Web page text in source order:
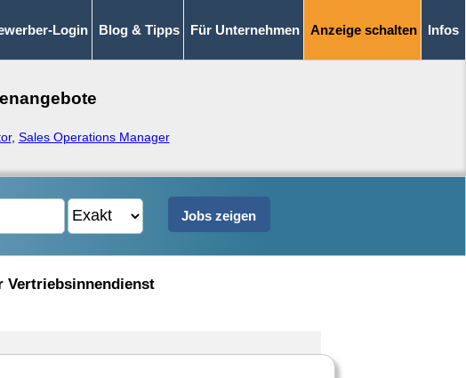
Login Blog & Tipps Für Unternehmen Anzeige schalten Infos
, Sales Operations Manager
Vertriebsinnendienst